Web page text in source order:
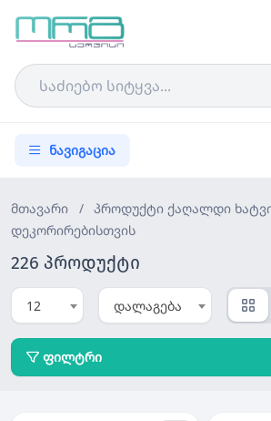
ნავიგაცია
მთავარი / პროდუქტი ქაღალდი
დეკორირებისთვის
226 პროდუქტი
12 დალაგება
ფილტრი